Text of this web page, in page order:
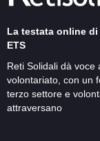
La testata online
ETS
Reti Solidali dà voce
volontariato, con un
terzo settore e
attraversano